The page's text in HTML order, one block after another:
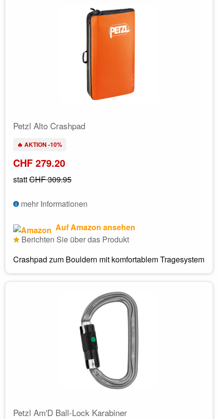
Petzl Alto Crashpad
🔥 AKTION -10%
CHF 279.20
stattCHF 309.95
mehr Informationen
Auf Amazon ansehen
Berichten Sie über das Produkt
Crashpad zum Bouldern mit komfortablem Tragesystem
Petzl Am'D Ball-Lock Karabiner